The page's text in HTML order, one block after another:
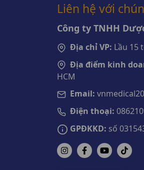
Liên hệ với
Công ty TNHH
Địa chỉ VP: Lầu 15
Địa điểm kinh
HCM
Email:
Điện thoại:
GPĐKKD: số